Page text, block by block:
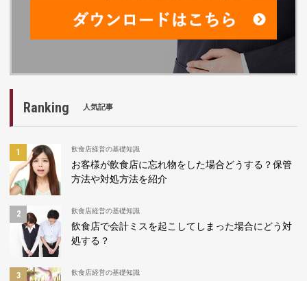
Ranking 人気記事
飲食店経営の基礎知識
お客様が飲食店に忘れ物をした場合どうする？保管
方法や対処方法を紹介
飲食店経営の基礎知識
飲食店で会計ミスを起こしてしまった場合にどう対
処する？
飲食店経営の基礎知識